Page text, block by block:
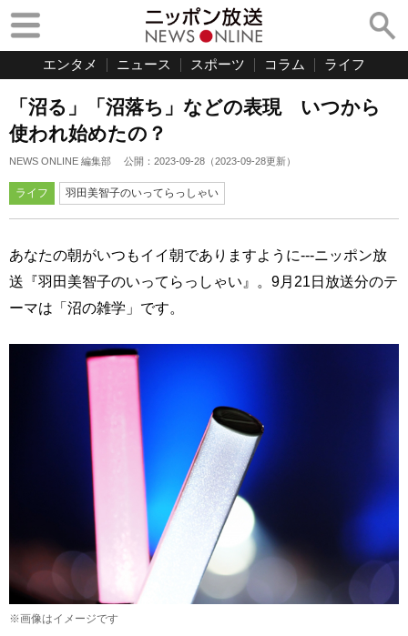
エンタメ ニュース スポーツ コラム ライフ
「沼る」「沼落ち」などの表現 いつから
使われ始めたの？
NEWS ONLINE 編集部 公開： 2023-09-28 （2023-09-28更新）
ライフ 羽田美智子のいってらっしゃい
あなたの朝がいつもイイ朝でありますように---ニッポン放
送『羽田美智子のいってらっしゃい』。9月21日放送分のテ
ーマは「沼の雑学」です。
※画像はイメージです